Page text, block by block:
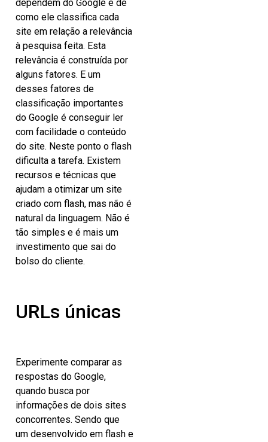
dependem do Google e de
como ele classifica cada
site em relação a relevância
à pesquisa feita. Esta
relevância é construída por
alguns fatores. E um
desses fatores de
classificação importantes
do Google é conseguir ler
com facilidade o conteúdo
do site. Neste ponto o flash
dificulta a tarefa. Existem
recursos e técnicas que
ajudam a otimizar um site
criado com flash, mas não é
natural da linguagem. Não é
tão simples e é mais um
investimento que sai do
bolso do cliente.
URLs únicas
Experimente comparar as
respostas do Google,
quando busca por
informações de dois sites
concorrentes. Sendo que
um desenvolvido em flash e